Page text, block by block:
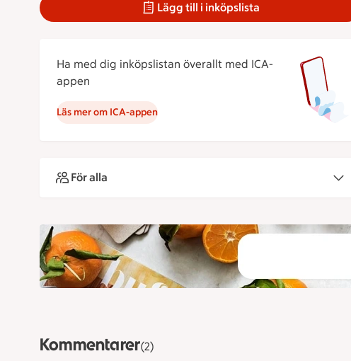
Lägg till i inköpslista
Ha med dig inköpslistan överallt med ICA-
appen
Läs mer om ICA-appen
För alla
Kommentarer(2)